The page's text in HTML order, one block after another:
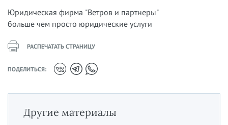
Юридическая фирма "Ветров и партнеры"
больше чем просто юридические услуги
РАСПЕЧАТАТЬ СТРАНИЦУ
ПОДЕЛИТЬСЯ:
Другие материалы